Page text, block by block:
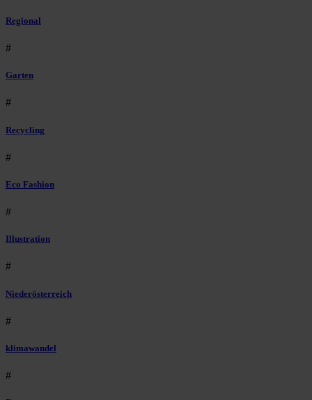
Regional
#
Garten
#
Recycling
#
Eco Fashion
#
Illustration
#
Niederösterreich
#
klimawandel
#